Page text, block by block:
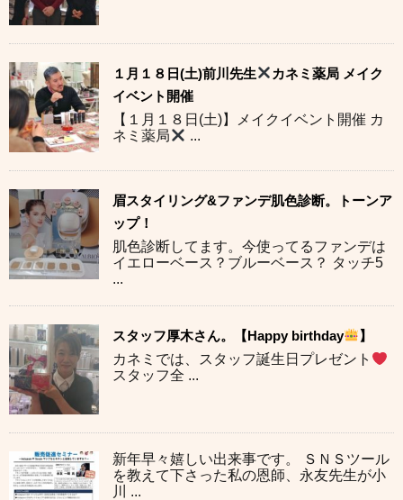
１月１８日(土)前川先生
カネミ薬局 メイク
イベント開催
【１月１８日(土)】メイクイベント開催 カ
ネミ薬局
...
眉スタイリング&ファンデ肌色診断。トーンア
ップ！
肌色診断してます。今使ってるファンデは
イエローベース？ブルーベース？ タッチ5
...
スタッフ厚木さん。【Happy birthday
】
カネミでは、スタッフ誕生日プレゼント
スタッフ全 ...
新年早々嬉しい出来事です。 ＳＮＳツール
を教えて下さった私の恩師、永友先生が小
川 ...